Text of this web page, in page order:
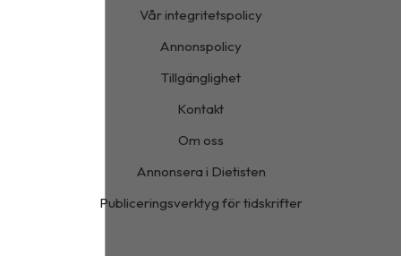
Vår integritetspolicy
Annonspolicy
Tillgänglighet
Kontakt
Om oss
Annonsera i Dietisten
Publiceringsverktyg för tidskrifter